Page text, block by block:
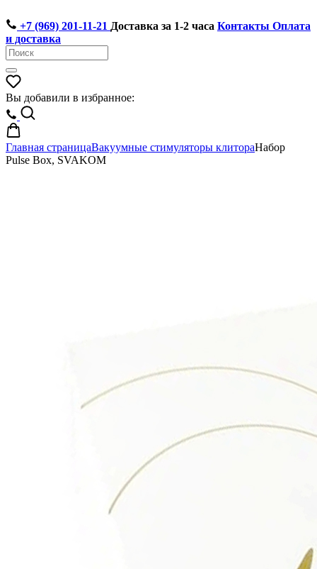
+7 (969) 201-11-21 Доставка за 1-2 часа Контакты Оплата
и доставка
Вы добавили в избранное:
Главная страницаВакуумные стимуляторы клитораНабор
Pulse Box, SVAKOM